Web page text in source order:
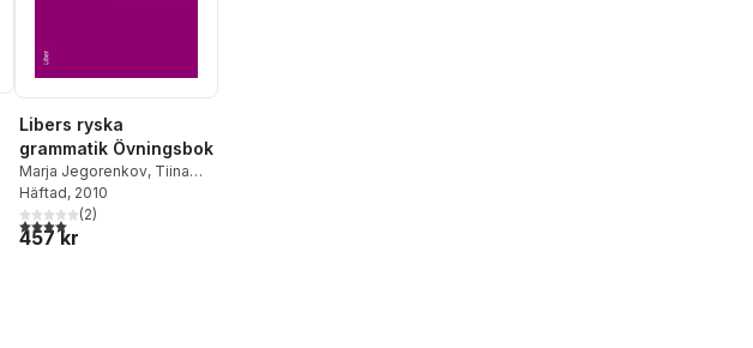
Libers ryska
grammatik Övningsbok
Marja Jegorenkov, Tiina
Salomaa,Kerstin B. Rydén
Häftad, 2010
4,0utav 5 stjärnor. Totalt antal röster:
(2)
457 kr